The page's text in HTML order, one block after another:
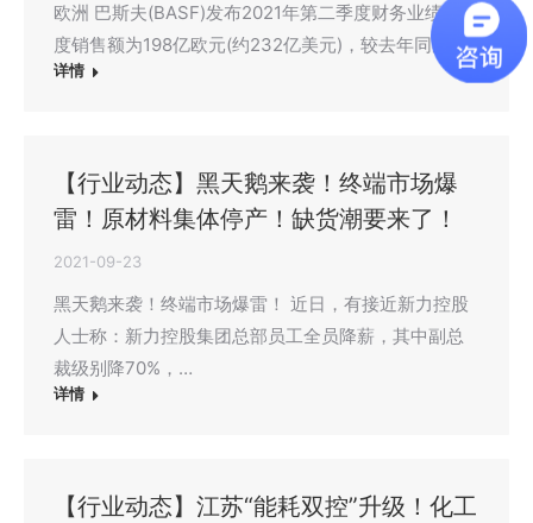
欧洲 巴斯夫(BASF)发布2021年第二季度财务业绩。季
度销售额为198亿欧元(约232亿美元)，较去年同期…
详情
【行业动态】黑天鹅来袭！终端市场爆
雷！原材料集体停产！缺货潮要来了！
2021-09-23
黑天鹅来袭！终端市场爆雷！ 近日，有接近新力控股
人士称：新力控股集团总部员工全员降薪，其中副总
裁级别降70%，…
详情
【行业动态】江苏“能耗双控”升级！化工